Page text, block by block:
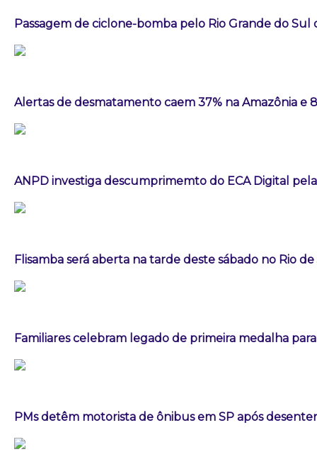
Passagem de ciclone-bomba pelo Rio Grande do
Alertas de desmatamento caem 37% na Amazônia e
ANPD investiga descumprimemto do ECA Digital
Flisamba será aberta na tarde deste sábado no Rio
Familiares celebram legado de primeira medalha
PMs detêm motorista de ônibus em SP após